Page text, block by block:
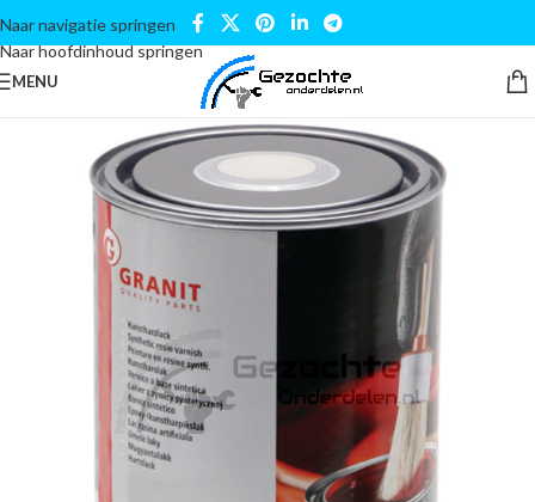
Naar navigatie springen
Naar hoofdinhoud springen
MENU